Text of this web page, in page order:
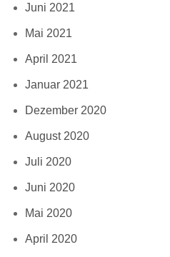
Juni 2021
Mai 2021
April 2021
Januar 2021
Dezember 2020
August 2020
Juli 2020
Juni 2020
Mai 2020
April 2020